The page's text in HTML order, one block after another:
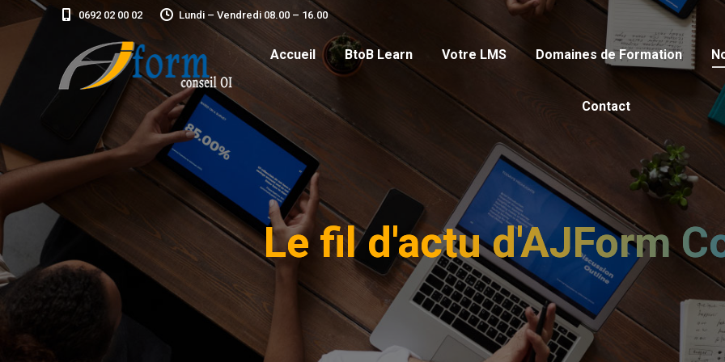
0692 02 00 02 Lundi – Vendredi 08.00 – 16.00
Accueil BtoB Learn Votre LMS Domaines de Formation
Contact
Le fil d'actu d'AJForm